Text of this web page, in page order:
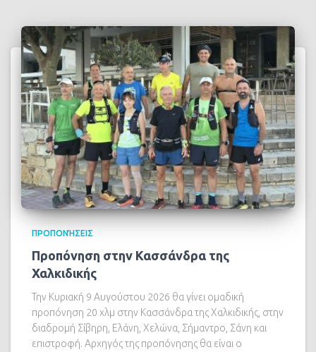
ΠΡΟΠΟΝΉΣΕΙΣ
Προπόνηση στην Κασσάνδρα της
Χαλκιδικής
Την Κυριακή 9 Αυγούστου 2026 θα γίνει ομαδική
προπόνηση 20 χλμ στην Κασσάνδρα της Χαλκιδικής, στην
διαδρομή Σίβηρη, Ελάνη, Χελώνα, Σήμαντρο, Σάνη και
επιστροφή. Αρχηγός της προπόνησης θα είναι ο